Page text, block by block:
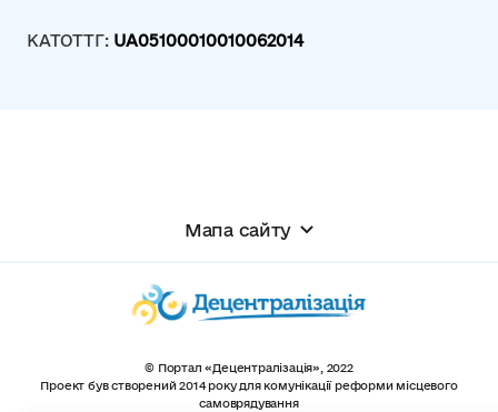
КАТОТТГ: UA05100010010062014
Мапа сайту
© Портал «Децентралізація», 2022
Проект був створений 2014 року для комунікації реформи місцевого
самоврядування